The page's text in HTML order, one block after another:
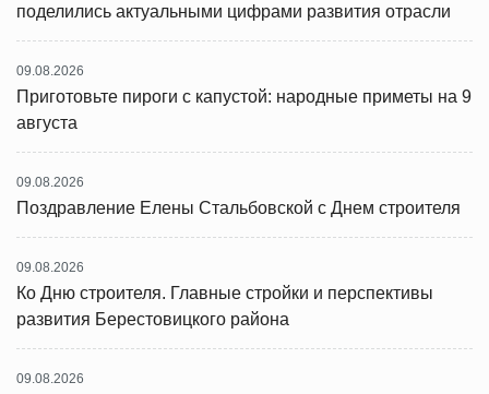
поделились актуальными цифрами развития отрасли
09.08.2026
Приготовьте пироги с капустой: народные приметы на 9
августа
09.08.2026
Поздравление Елены Стальбовской с Днем строителя
09.08.2026
Ко Дню строителя. Главные стройки и перспективы
развития Берестовицкого района
09.08.2026